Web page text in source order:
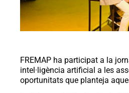
FREMAP ha participat a la
intel·ligència artificial a les
oportunitats que planteja